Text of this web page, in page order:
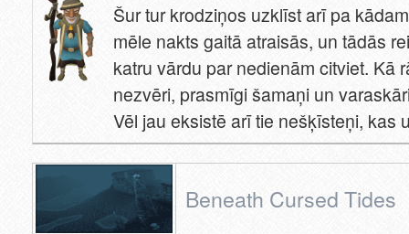
Šur tur krodziņos uzklīst arī pa
mēle nakts gaitā atraisās, un tādās
katru vārdu par nedienām citviet. Kā
nezvēri, prasmīgi šamaņi un
Vēl jau eksistē arī tie nešķīsteņi, kas
Beneath Cursed Tides